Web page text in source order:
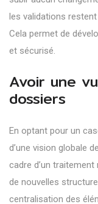
les validations
Cela permet de
et sécurisé.
Avoir une
dossiers
En optant pour un
d’une vision globale
cadre d’un
de nouvelles
centralisation des